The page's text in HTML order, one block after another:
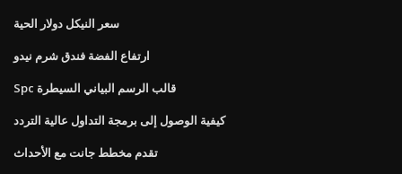
سعر النيكل دولار الحية
ارتفاع الفضة فندق شرم نيدو
Spc قالب الرسم البياني السيطرة
كيفية الوصول إلى برمجة التداول عالية التردد
تقدم مخطط جانت مع الأحداث